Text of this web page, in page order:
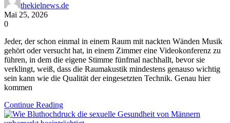
thekielnews.de
Mai 25, 2026
0
Jeder, der schon einmal in einem Raum mit nackten Wänden Musik
gehört oder versucht hat, in einem Zimmer eine Videokonferenz zu
führen, in dem die eigene Stimme fünfmal nachhallt, bevor sie
verklingt, weiß, dass die Raumakustik mindestens genauso wichtig
sein kann wie die Qualität der eingesetzten Technik. Genau hier
kommen
Continue Reading